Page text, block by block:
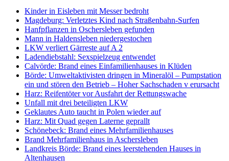
Kinder in Eisleben mit Messer bedroht
Magdeburg: Verletztes Kind nach Straßenbahn-Surfen
Hanfpflanzen in Oschersleben gefunden
Mann in Haldensleben niedergestochen
LKW verliert Gärreste auf A 2
Ladendiebstahl: Sexspielzeug entwendet
Calvörde: Brand eines Einfamilienhauses in Klüden
Börde: Umweltaktivisten dringen in Mineralöl – Pumpstation
ein und stören den Betrieb – Hoher Sachschaden v erursacht
Harz: Reifentöter vor Ausfahrt der Rettungswache
Unfall mit drei beteiligten LKW
Geklautes Auto taucht in Polen wieder auf
Harz: Mit Quad gegen Laterne geprallt
Schönebeck: Brand eines Mehrfamilienhauses
Brand Mehrfamilienhaus in Aschersleben
Landkreis Börde: Brand eines leerstehenden Hauses in
Altenhausen